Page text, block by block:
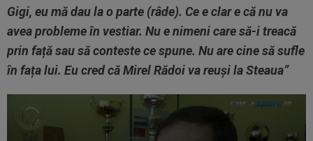
Gigi, eu mă dau la o parte (râde). Ce e clar e că nu va
avea probleme în vestiar. Nu e nimeni care să-i treacă
prin față sau să conteste ce spune. Nu are cine să sufle
în fața lui. Eu cred că Mirel Rădoi va reuși la Steaua”